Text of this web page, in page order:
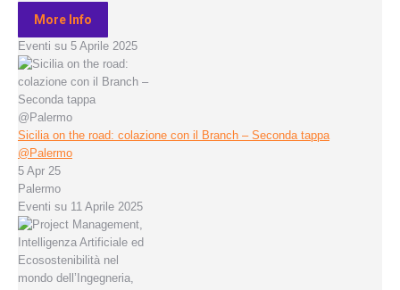
More Info
Eventi su 5 Aprile 2025
Sicilia on the road: colazione con il Branch – Seconda tappa
@Palermo
5 Apr 25
Palermo
Eventi su 11 Aprile 2025